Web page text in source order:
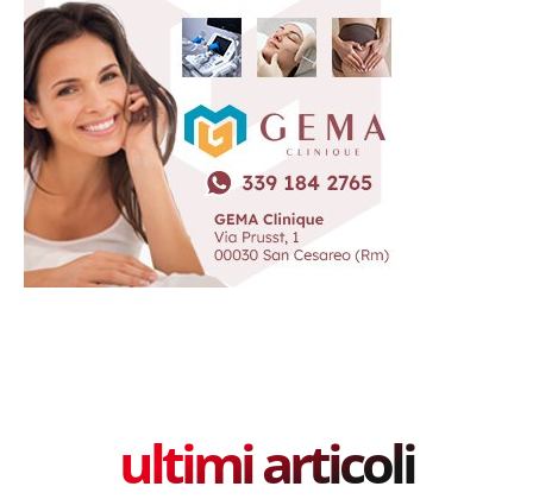
ultimi articoli